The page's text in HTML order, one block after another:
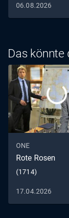
verunsichert ist,
unter einem
zusammen.
06.08.2026
Das könnte
ONE
Rote Rosen
(1714)
17.04.2026